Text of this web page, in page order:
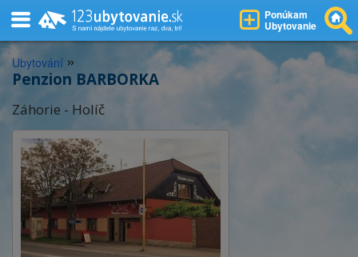
Ponúkam
Ubytovanie
Ubytování »
Penzion BARBORKA
Záhorie - Holíč